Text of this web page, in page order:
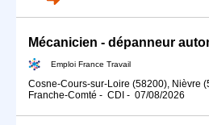
Mécanicien - dépanneur
Emploi France Travail
Cosne-Cours-sur-Loire (58200), Nièvre
Franche-Comté - CDI - 07/08/2026